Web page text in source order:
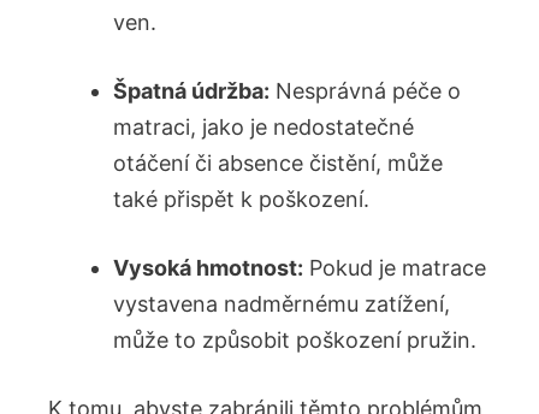
ven.
Špatná údržba: Nesprávná péče o⁣
matraci, jako je nedostatečné
otáčení či absence čistění, může
také přispět k poškození.
Vysoká ⁤hmotnost: Pokud je ⁣matrace
vystavena nadměrnému⁢ zatížení,
může to způsobit poškození pružin.
K tomu, ⁢abyste zabránili těmto problémům,